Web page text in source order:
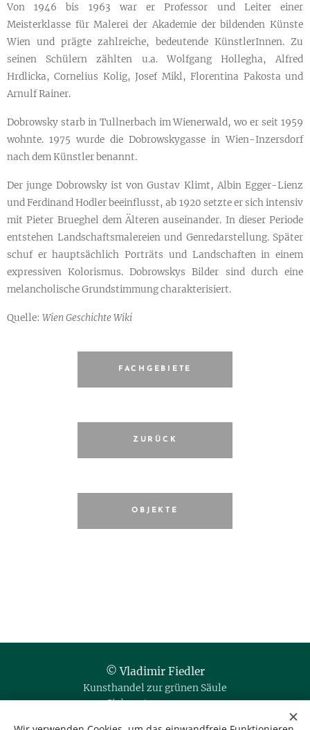
Von 1946 bis 1963 war er Professor und Leiter einer
Meisterklasse für Malerei der Akademie der bildenden Künste
Wien und prägte zahlreiche, bedeutende KünstlerInnen. Zu
seinen Schülern zählten u.a. Wolfgang Hollegha, Alfred
Hrdlicka, Cornelius Kolig, Josef Mikl, Florentina Pakosta und
Arnulf Rainer.
Dobrowsky starb in Tullnerbach im Wienerwald, wo er seit 1959
wohnte. 1975 wurde die Dobrowskygasse in Wien-Inzersdorf
nach dem Künstler benannt.
Der junge Dobrowsky ist von Gustav Klimt, Albin Egger-Lienz
und Ferdinand Hodler beeinflusst, ab 1920 setzte er sich intensiv
mit Pieter Brueghel dem Älteren auseinander. In dieser Periode
entstehen Landschaftsmalereien und Genredarstellung. Später
schuf er hauptsächlich Porträts und Landschaften in einem
expressiven Kolorismus. Dobrowskys Bilder sind durch eine
melancholische Grundstimmung charakterisiert.
Quelle: Wien Geschichte Wiki
FACHGEBIETE
ZURÜCK
OBJEKTE
© Vladimir Fiedler
Kunsthandel zur grünen Säule
Siebensterngasse 20